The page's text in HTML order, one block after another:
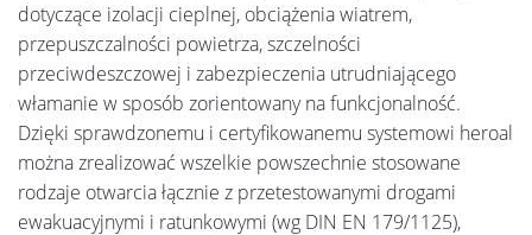
dotyczące izolacji cieplnej, obciążenia wiatrem,
przepuszczalności powietrza, szczelności
przeciwdeszczowej i zabezpieczenia utrudniającego
włamanie w sposób zorientowany na funkcjonalność.
Dzięki sprawdzonemu i certyfikowanemu systemowi heroal
można zrealizować wszelkie powszechnie stosowane
rodzaje otwarcia łącznie z przetestowanymi drogami
ewakuacyjnymi i ratunkowymi (wg DIN EN 179/1125),